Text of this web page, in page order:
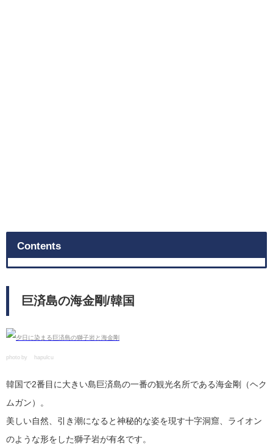
Contents
巨済島の海金剛/韓国
photo by ©hapulcu
韓国で2番目に大きい島巨済島の一番の観光名所である海金剛（ヘク
ムガン）。
美しい自然、引き潮になると神秘的な姿を現す十字洞窟、ライオン
のような形をした獅子岩が有名です。